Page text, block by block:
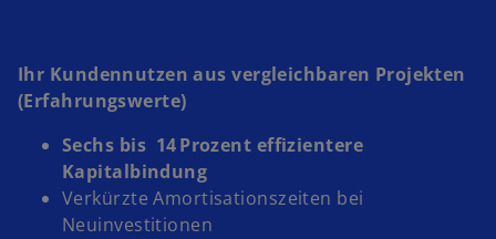
Ihr Kundennutzen aus vergleichbaren Projekten
(Erfahrungswerte)
Sechs bis 14 Prozent effizientere
Kapitalbindung
Verkürzte Amortisationszeiten bei
Neuinvestitionen